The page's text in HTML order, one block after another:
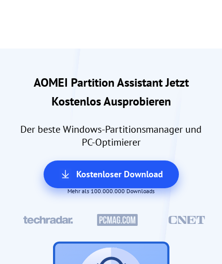
AOMEI Partition Assistant Jetzt
Kostenlos Ausprobieren
Der beste Windows-Partitionsmanager und
PC-Optimierer
Kostenloser Download
Mehr als 100.000.000 Downloads